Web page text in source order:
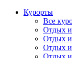
Курорты
Все
Отдых и
Отдых
Отдых и
Отдых и